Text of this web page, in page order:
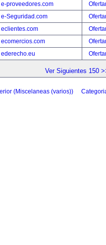
e-proveedores.com
e-Seguridad.com
eclientes.com
ecomercios.com
ederecho.eu
Ver Siguientes 150
(Miscelaneas (varios))